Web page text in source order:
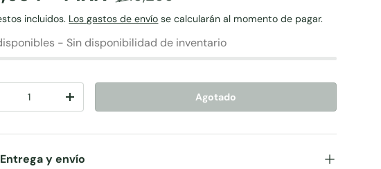
incluidos. Los gastos de envío se calcularán al momento de pagar.
- Sin disponibilidad de inventario
+ Agotado
Entrega y envío